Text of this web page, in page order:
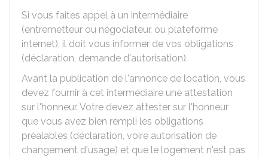
Si vous faites appel à un intermédiaire
(entremetteur ou négociateur, ou plateforme
internet), il doit vous informer de vos obligations
(déclaration, demande d'autorisation).
Avant la publication de l'annonce de location, vous
devez fournir à cet intermédiaire une attestation
sur l'honneur. Votre devez attester sur l'honneur
que vous avez bien rempli les obligations
préalables (déclaration, voire autorisation de
changement d'usage) et que le logement n'est pas